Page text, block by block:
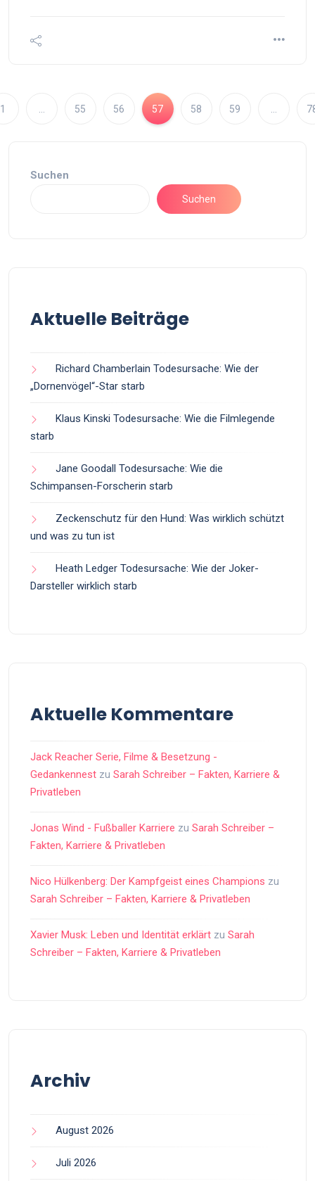
1 55 56 57 58 59
Suchen
Suchen
Aktuelle Beiträge
Richard Chamberlain Todesursache: Wie der
„Dornenvögel“-Star starb
Klaus Kinski Todesursache: Wie die Filmlegende
starb
Jane Goodall Todesursache: Wie die
Schimpansen-Forscherin starb
Zeckenschutz für den Hund: Was wirklich schützt
und was zu tun ist
Heath Ledger Todesursache: Wie der Joker-
Darsteller wirklich starb
Aktuelle Kommentare
Jack Reacher Serie, Filme & Besetzung -
Gedankennest zu Sarah Schreiber – Fakten, Karriere &
Privatleben
Jonas Wind - Fußballer Karriere zu Sarah Schreiber –
Fakten, Karriere & Privatleben
Nico Hülkenberg: Der Kampfgeist eines Champions zu
Sarah Schreiber – Fakten, Karriere & Privatleben
Xavier Musk: Leben und Identität erklärt zu Sarah
Schreiber – Fakten, Karriere & Privatleben
Archiv
August 2026
Juli 2026